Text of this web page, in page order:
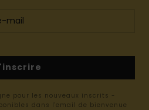
pour les nouveaux inscrits -
dans l'email de bienvenue